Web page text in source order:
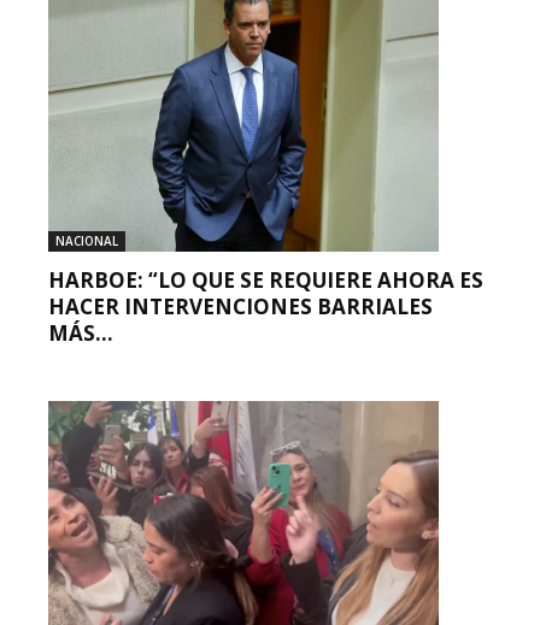
NACIONAL
HARBOE: “LO QUE SE REQUIERE AHORA ES
HACER INTERVENCIONES BARRIALES
MÁS...